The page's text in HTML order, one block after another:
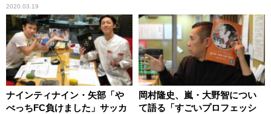
る」
2020.03.19
ナインティナイン・矢部「や
べっちFC負けました」サッカ
岡村隆史、嵐・大野智につい
て語る「すごいプロフェッシ